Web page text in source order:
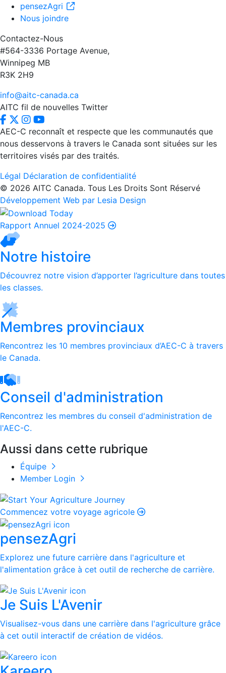
pensezAgri
Nous joindre
Contactez-Nous
#564-3336 Portage Avenue,
Winnipeg MB
R3K 2H9
info@aitc-canada.ca
AITC fil de nouvelles Twitter
AEC-C reconnaît et respecte que les communautés que
nous desservons à travers le Canada sont situées sur les
territoires visés par des traités.
Légal Déclaration de confidentialité
© 2026 AITC Canada. Tous Les Droits Sont Réservé
Développement Web par Lesia Design
Rapport Annuel 2024-2025
Notre histoire
Découvrez notre vision d’apporter l’agriculture dans toutes
les classes.
Membres provinciaux
Rencontrez les 10 membres provinciaux d’AEC-C à travers
le Canada.
Conseil d'administration
Rencontrez les membres du conseil d'administration de
l'AEC-C.
Aussi dans cette rubrique
Équipe
Member Login
Commencez votre voyage agricole
pensezAgri
Explorez une future carrière dans l'agriculture et
l'alimentation grâce à cet outil de recherche de carrière.
Je Suis L'Avenir
Visualisez-vous dans une carrière dans l'agriculture grâce
à cet outil interactif de création de vidéos.